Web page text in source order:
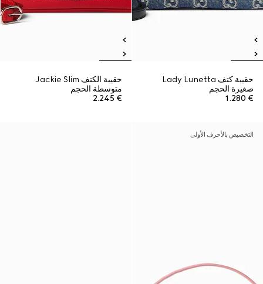
حقيبة كتف Lady Lunetta
صغيرة الحجم
€ 1.280
حقيبة الكتف Jackie Slim
متوسطة الحجم
€ 2.245
التخصيص بالأحرف الأولى